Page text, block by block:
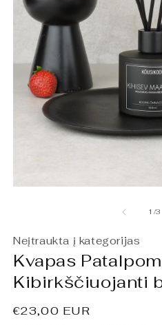
1 /iš
3
Neįtraukta į kategorijas
Kvapas
Kibirkščiuojanti
Įprasta
€23,00 EUR